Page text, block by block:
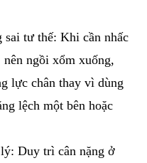
sai tư thế: Khi cần nhấc
nên ngồi xổm xuống,
lực chân thay vì dùng
lệch một bên hoặc
Duy trì cân nặng ở